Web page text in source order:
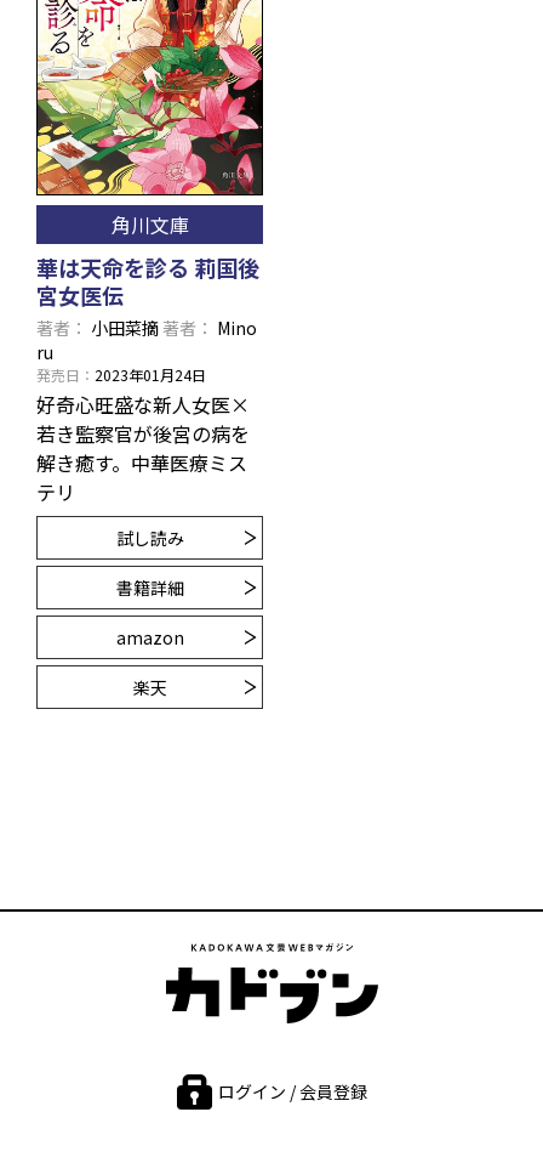
角川文庫
華は天命を診る 莉国後
宮女医伝
著者 小田菜摘著者
Mino
ru
発売日 2023年01月24日
好奇心旺盛な新人女医×
若き監察官が後宮の病を
解き癒す。中華医療ミス
テリ
試し読み
書籍詳細
amazon
楽天
ログイン / 会員登録